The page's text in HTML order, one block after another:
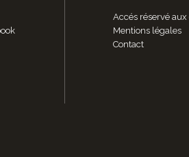
Accés réservé aux
Mentions légales
Contact